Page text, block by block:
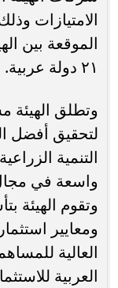
الامتيازات
الموقعة بين
٢١ دولة عربية.
وتطلق الهيئة
لتحقيق أفضل
التنمية
واسعة في مجال
وتقوم
ومعايير
العالية
العربية